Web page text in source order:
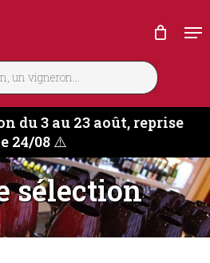
du 3 au 23 août, reprise
24/08⚠️
sélection